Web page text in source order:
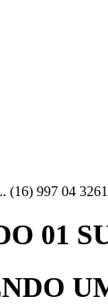
997 04 3261
01